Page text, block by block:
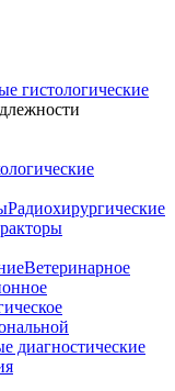
гистологические
Радиохирургические
Ветеринарное
диагностические